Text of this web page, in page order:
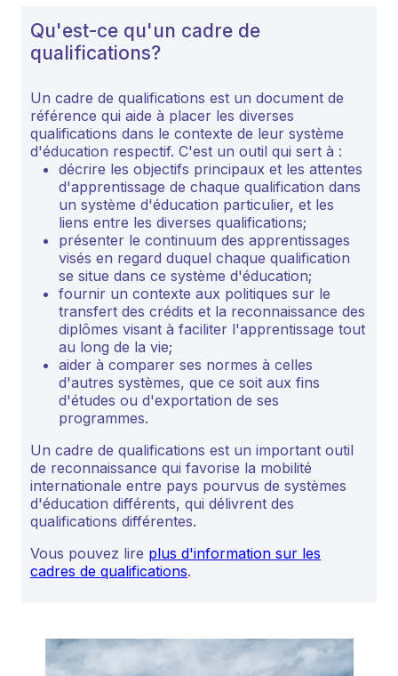
Qu'est-ce qu'un cadre de
qualifications?
Un cadre de qualifications est un document de
référence qui aide à placer les diverses
qualifications dans le contexte de leur système
d'éducation respectif. C'est un outil qui sert à :
décrire les objectifs principaux et les attentes
d'apprentissage de chaque qualification dans
un système d'éducation particulier, et les
liens entre les diverses qualifications;
présenter le continuum des apprentissages
visés en regard duquel chaque qualification
se situe dans ce système d'éducation;
fournir un contexte aux politiques sur le
transfert des crédits et la reconnaissance des
diplômes visant à faciliter l'apprentissage tout
au long de la vie;
aider à comparer ses normes à celles
d'autres systèmes, que ce soit aux fins
d'études ou d'exportation de ses
programmes.
Un cadre de qualifications est un important outil
de reconnaissance qui favorise la mobilité
internationale entre pays pourvus de systèmes
d'éducation différents, qui délivrent des
qualifications différentes.
Vous pouvez lire plus d'information sur les
cadres de qualifications.